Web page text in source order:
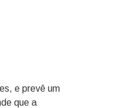
e prevê um
que a